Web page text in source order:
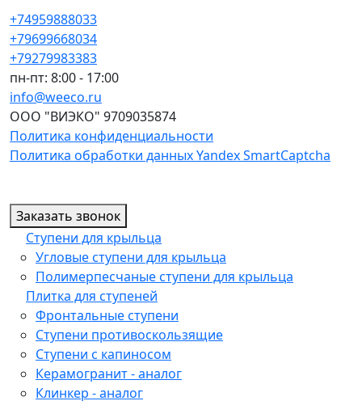
+74959888033
+79699668034
+79279983383
пн-пт: 8:00 - 17:00
info@weeco.ru
ООО "ВИЭКО" 9709035874
Политика конфиденциальности
Политика обработки данных Yandex SmartCaptcha
Заказать звонок
Ступени для крыльца
Угловые ступени для крыльца
Полимерпесчаные ступени для крыльца
Плитка для ступеней
Фронтальные ступени
Ступени противоскользящие
Ступени с капиносом
Керамогранит - аналог
Клинкер - аналог